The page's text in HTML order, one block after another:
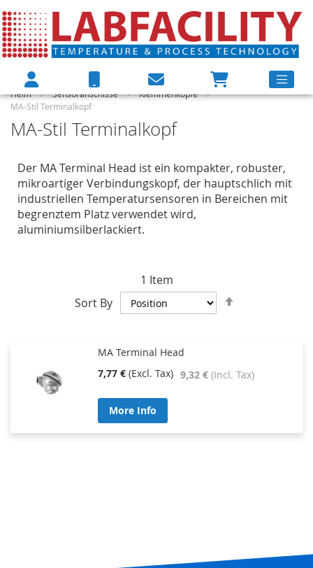
Heim Sensoranschlsse
Klemmenköpfe
MA-Stil Terminalkopf
MA-Stil Terminalkopf
Der MA Terminal Head ist ein kompakter, robuster,
mikroartiger Verbindungskopf, der hauptschlich mit
industriellen Temperatursensoren in Bereichen mit
begrenztem Platz verwendet wird,
aluminiumsilberlackiert.
1 Item
Sort By
MA Terminal Head
9,32 €
7,77 €
More Info